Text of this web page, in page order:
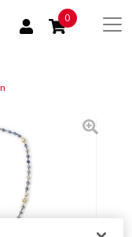
0